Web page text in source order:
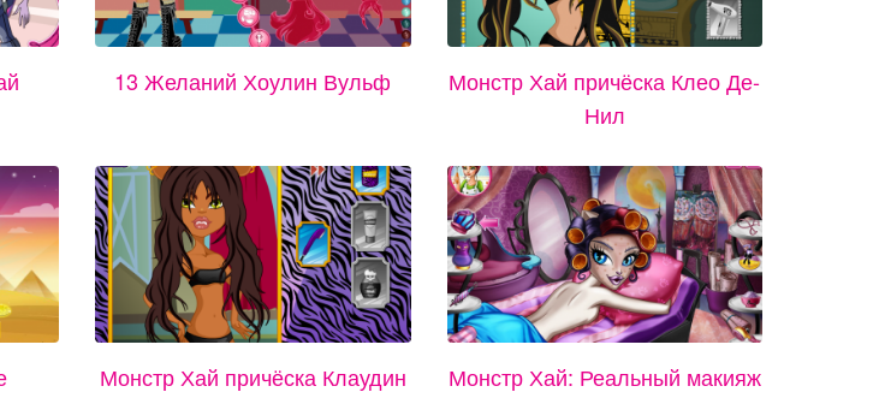
13 Желаний Хоулин Вульф
Монстр Хай причёска Клео Де-
Нил
Монстр Хай причёска Клаудин
Монстр Хай: Реальный макияж